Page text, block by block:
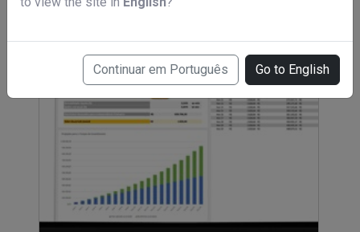
Continuar em Português Go to English